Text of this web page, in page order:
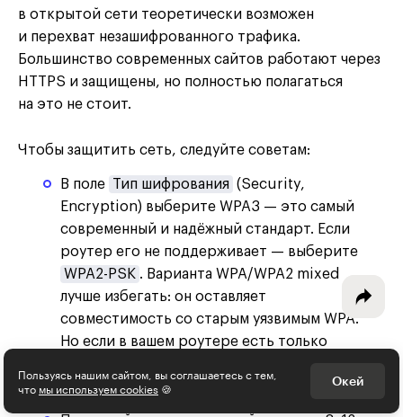
в открытой сети теоретически возможен
и перехват незашифрованного трафика.
Большинство современных сайтов работают через
HTTPS и защищены, но полностью полагаться
на это не стоит.
Чтобы защитить сеть, следуйте советам:
В поле Тип шифрования (Security,
Encryption) выберите WPA3 — это самый
современный и надёжный стандарт. Если
роутер его не поддерживает — выберите
WPA2-PSK . Варианта WPA/WPA2 mixed
лучше избегать: он оставляет
совместимость со старым уязвимым WPA.
Но если в вашем роутере есть только
сеть.
Пользуясь нашим сайтом, вы соглашаетесь с тем,
что мы используем cookies 🍪 Окей
Интересное - на почту!
и получите 5 бесплатных курсов:
Дизайн
Программирование
Разработка игр
Психология, общество
Маркетинг